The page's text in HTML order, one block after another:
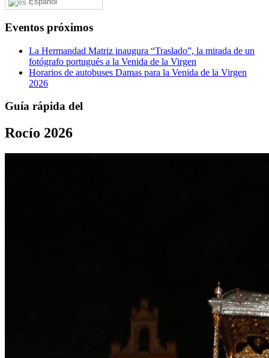
Eventos próximos
La Hermandad Matriz inaugura “Traslado”, la mirada de un
fotógrafo portugués a la Venida de la Virgen
Horarios de autobuses Damas para la Venida de la Virgen
2026
Guía rápida del
Rocío 2026